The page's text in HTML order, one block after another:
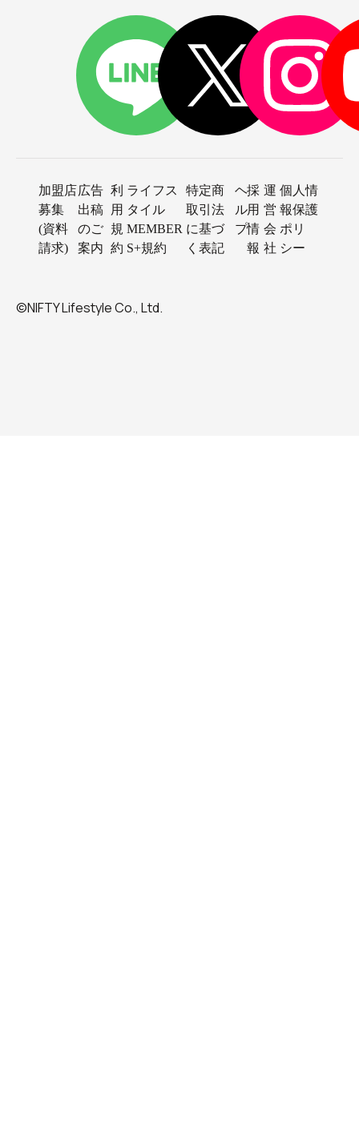
加盟店
募集
(資料
請求)
広告
出稿
のご
案内
利
用
規
約
ライフス
タイル
MEMBER
S+規約
特定商
取引法
に基づ
く表記
ヘ
ル
プ
採
用
情
報
運
営
会
社
個人情
報保護
ポリ
シー
©NIFTY Lifestyle Co., Ltd.